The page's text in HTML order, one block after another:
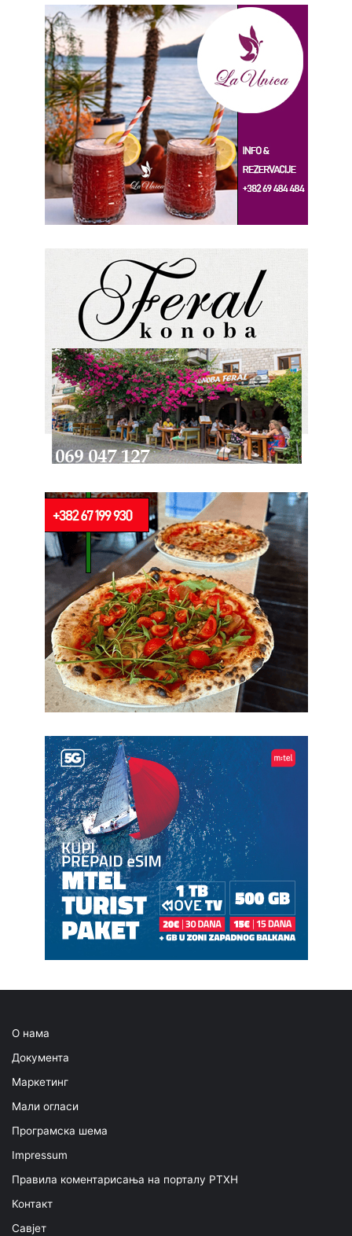
О нама
Документа
Маркетинг
Мали огласи
Програмска шема
Impressum
Правила коментарисања на порталу РТХН
Контакт
Савјет